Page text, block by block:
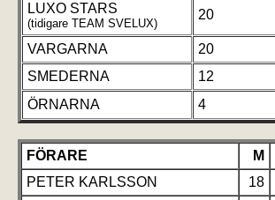
LUXO STARS
(tidigare TEAM SVELUX)
20
VARGARNA
20
SMEDERNA
12
ÖRNARNA
4
FÖRARE M
PETER KARLSSON
18